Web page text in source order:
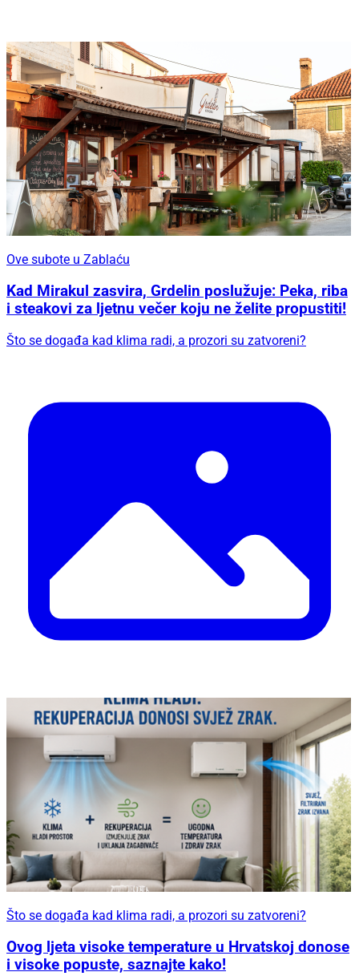
Ove subote u Zablaću
Kad Mirakul zasvira, Grdelin poslužuje: Peka, riba
i steakovi za ljetnu večer koju ne želite propustiti!
Što se događa kad klima radi, a prozori su zatvoreni?
Što se događa kad klima radi, a prozori su zatvoreni?
Ovog ljeta visoke temperature u Hrvatskoj donose
i visoke popuste, saznajte kako!